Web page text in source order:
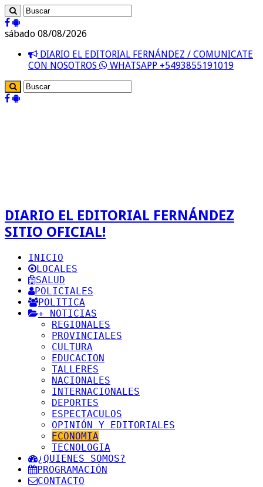
sábado 08/08/2026
DIARIO EL EDITORIAL FERNÁNDEZ / COMUNICATE
CON NOSOTROS
WHATSAPP +5493855191019
DIARIO EL EDITORIAL FERNÁNDEZ
SITIO OFICIAL!
INICIO
LOCALES
SALUD
POLICIALES
POLITICA
+ NOTICIAS
REGIONALES
PROVINCIALES
CULTURA
EDUCACION
TALLERES
NACIONALES
INTERNACIONALES
DEPORTES
ESPECTACULOS
OPINIÓN Y EDITORIALES
ECONOMIA
TECNOLOGIA
¿QUIENES SOMOS?
PROGRAMACIÓN
CONTACTO